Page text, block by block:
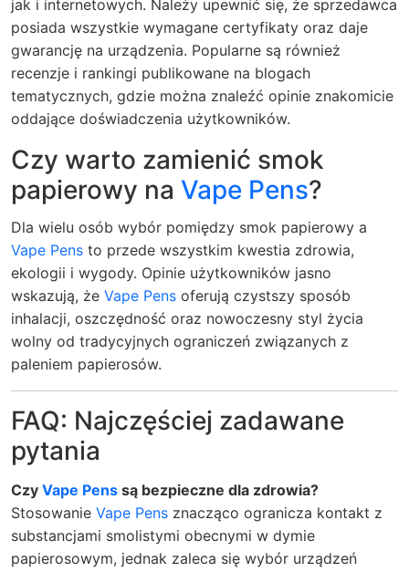
jak i internetowych. Należy upewnić się, że sprzedawca
posiada wszystkie wymagane certyfikaty oraz daje
gwarancję na urządzenia. Popularne są również
recenzje i rankingi publikowane na blogach
tematycznych, gdzie można znaleźć opinie znakomicie
oddające doświadczenia użytkowników.
Czy warto zamienić smok
papierowy na Vape Pens?
Dla wielu osób wybór pomiędzy smok papierowy a
Vape Pens to przede wszystkim kwestia zdrowia,
ekologii i wygody. Opinie użytkowników jasno
wskazują, że Vape Pens oferują czystszy sposób
inhalacji, oszczędność oraz nowoczesny styl życia
wolny od tradycyjnych ograniczeń związanych z
paleniem papierosów.
FAQ: Najczęściej zadawane
pytania
Czy Vape Pens są bezpieczne dla zdrowia?
Stosowanie Vape Pens znacząco ogranicza kontakt z
substancjami smolistymi obecnymi w dymie
papierosowym, jednak zaleca się wybór urządzeń